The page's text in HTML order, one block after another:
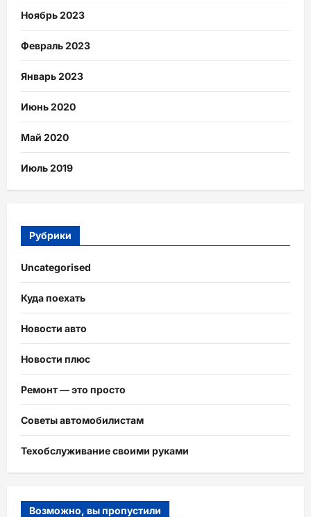
Ноябрь 2023
Февраль 2023
Январь 2023
Июнь 2020
Май 2020
Июль 2019
Рубрики
Uncategorised
Куда поехать
Новости авто
Новости плюс
Ремонт — это просто
Советы автомобилистам
Техобслуживание своими руками
Возможно, вы пропустили